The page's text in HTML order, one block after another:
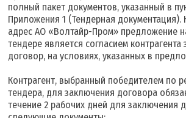
полный пакет документов, указанный в
Приложения 1 (Тендерная документация).
адрес АО «Волтайр-Пром» предложение
тендере является согласием контрагента
договор, на условиях, указанных в
Контрагент, выбранный победителем по
тендера, для заключения договора
течение 2 рабочих дней для заключения